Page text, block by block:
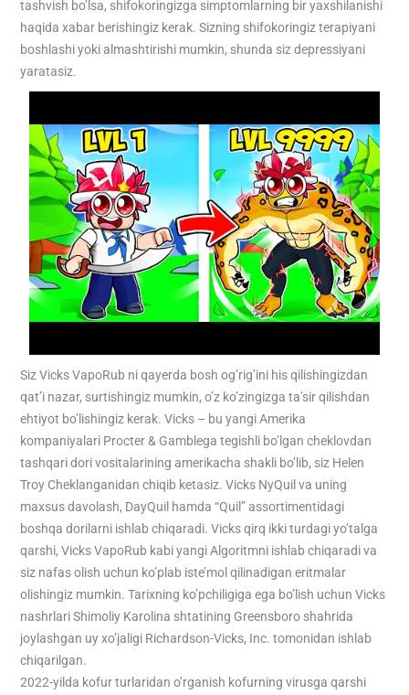
tashvish bo’lsa, shifokoringizga simptomlarning bir yaxshilanishi
haqida xabar berishingiz kerak. Sizning shifokoringiz terapiyani
boshlashi yoki almashtirishi mumkin, shunda siz depressiyani
yaratasiz.
Siz Vicks VapoRub ni qayerda bosh og’rig’ini his qilishingizdan
qat’i nazar, surtishingiz mumkin, o’z ko’zingizga ta’sir qilishdan
ehtiyot bo’lishingiz kerak. Vicks – bu yangi Amerika
kompaniyalari Procter & Gamblega tegishli bo’lgan cheklovdan
tashqari dori vositalarining amerikacha shakli bo’lib, siz Helen
Troy Cheklanganidan chiqib ketasiz. Vicks NyQuil va uning
maxsus davolash, DayQuil hamda “Quil” assortimentidagi
boshqa dorilarni ishlab chiqaradi. Vicks qirq ikki turdagi yo’talga
qarshi, Vicks VapoRub kabi yangi Algoritmni ishlab chiqaradi va
siz nafas olish uchun ko’plab iste’mol qilinadigan eritmalar
olishingiz mumkin. Tarixning ko’pchiligiga ega bo’lish uchun Vicks
nashrlari Shimoliy Karolina shtatining Greensboro shahrida
joylashgan uy xo’jaligi Richardson-Vicks, Inc. tomonidan ishlab
chiqarilgan.
2022-yilda kofur turlaridan o’rganish kofurning virusga qarshi